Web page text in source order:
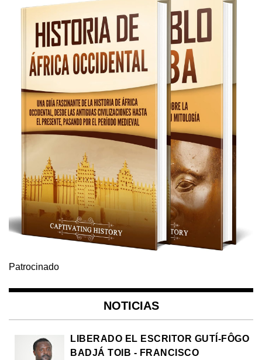
Patrocinado
NOTICIAS
LIBERADO EL ESCRITOR GUTÍ-FÔGO
BADJÁ TOIB - FRANCISCO